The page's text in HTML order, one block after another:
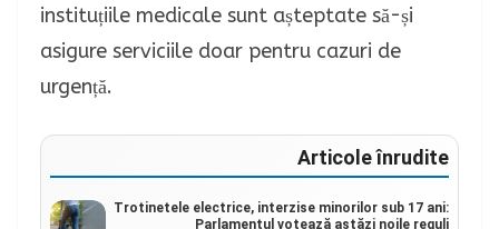
instituțiile medicale sunt așteptate să-și
asigure serviciile doar pentru cazuri de
urgență.
Articole înrudite
Trotinetele electrice, interzise minorilor sub 17 ani:
Parlamentul votează astăzi noile reguli